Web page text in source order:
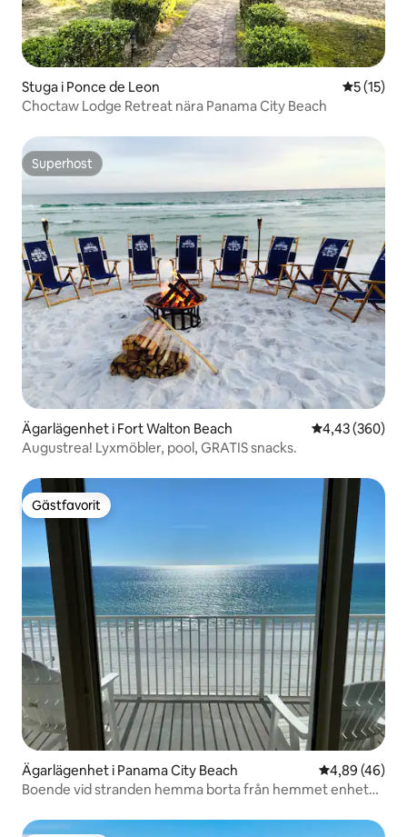
Stuga i Ponce de Leon 5 av 5 i
5 (15)
Choctaw Lodge Retreat nära Panama City Beach
Superhost
Superhost
Ägarlägenhet i Fort Walton Beach 4,43 av 5 i
4,43 (360)
Augustrea! Lyxmöbler, pool, GRATIS snacks.
Gästfavorit
Gästfavorit
Ägarlägenhet i Panama City Beach 4,89 av 5 i
4,89 (46)
Boende vid stranden hemma borta från hemmet enhet